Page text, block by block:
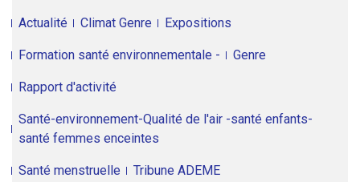
Actualité Climat Genre Expositions
Formation santé environnementale - Genre
Rapport d'activité
Santé-environnement-Qualité de l'air -santé enfants-
santé femmes enceintes
Santé menstruelle Tribune ADEME